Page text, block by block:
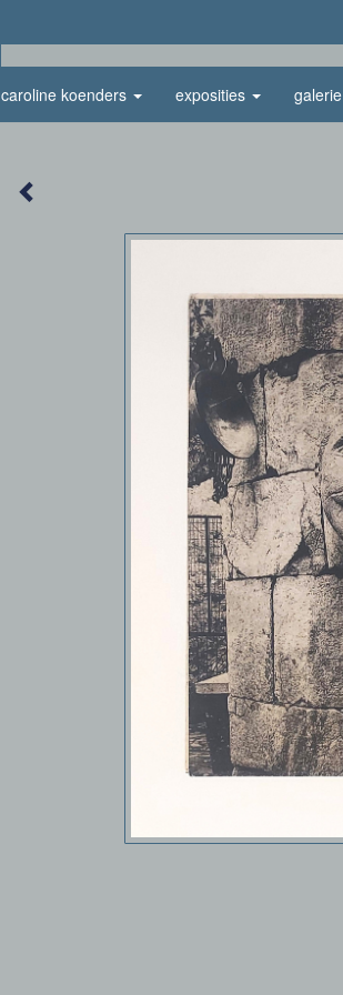
caroline koenders exposities galerie